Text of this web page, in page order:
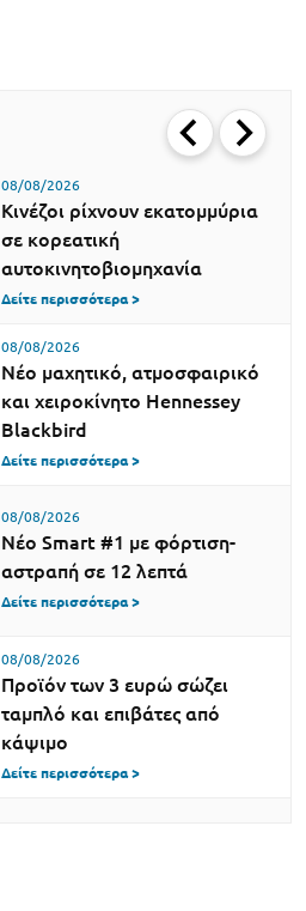
08/08/2026
Κινέζοι ρίχνουν εκατομμύρια
σε κορεατική
αυτοκινητοβιομηχανία
Δείτε περισσότερα >
08/08/2026
Νέο μαχητικό, ατμοσφαιρικό
και χειροκίνητο Hennessey
Blackbird
Δείτε περισσότερα >
08/08/2026
Νέο Smart #1 με φόρτιση-
αστραπή σε 12 λεπτά
Δείτε περισσότερα >
08/08/2026
Προϊόν των 3 ευρώ σώζει
ταμπλό και επιβάτες από
κάψιμο
Δείτε περισσότερα >